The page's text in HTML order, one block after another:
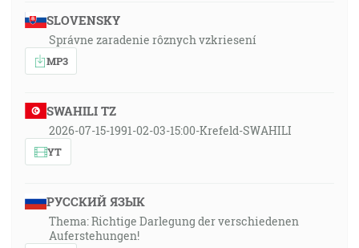
SLOVENSKY
Správne zaradenie rôznych vzkriesení
MP3
SWAHILI TZ
2026-07-15-1991-02-03-15:00-Krefeld-SWAHILI
YT
РУССКИЙ ЯЗЫК
Thema: Richtige Darlegung der verschiedenen
Auferstehungen!